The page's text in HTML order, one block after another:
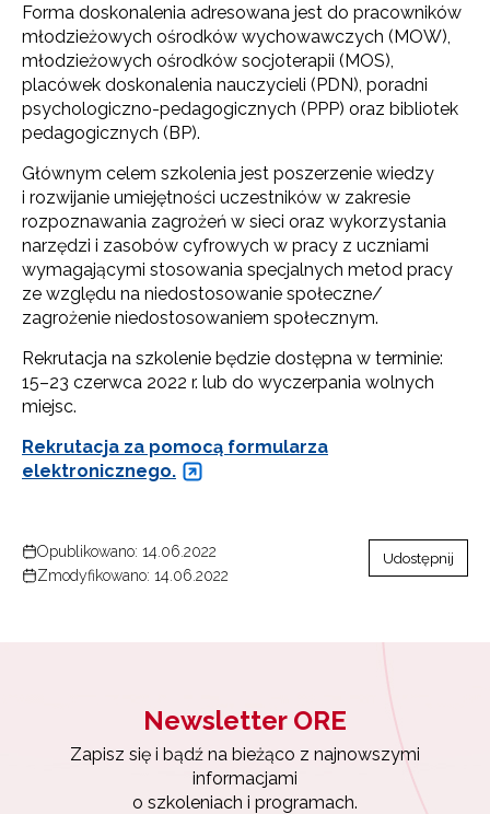
Forma doskonalenia adresowana jest do pracowników
młodzieżowych ośrodków wychowawczych (MOW),
młodzieżowych ośrodków socjoterapii (MOS),
placówek doskonalenia nauczycieli (PDN), poradni
psychologiczno-pedagogicznych (PPP) oraz bibliotek
pedagogicznych (BP).
Głównym celem szkolenia jest poszerzenie wiedzy
i rozwijanie umiejętności uczestników w zakresie
rozpoznawania zagrożeń w sieci oraz wykorzystania
narzędzi i zasobów cyfrowych w pracy z uczniami
wymagającymi stosowania specjalnych metod pracy
ze względu na niedostosowanie społeczne/
zagrożenie niedostosowaniem społecznym.
Rekrutacja na szkolenie będzie dostępna w terminie:
15–23 czerwca 2022 r. lub do wyczerpania wolnych
miejsc.
Rekrutacja za pomocą formularza
elektronicznego.
Opublikowano: 14.06.2022
Zmodyfikowano: 14.06.2022
Udostępnij
Newsletter ORE
Zapisz się i bądź na bieżąco z najnowszymi
informacjami
o szkoleniach i programach.